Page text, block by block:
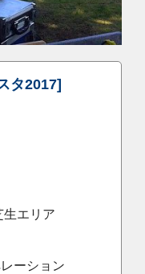
タ2017]
生エリア
ーション